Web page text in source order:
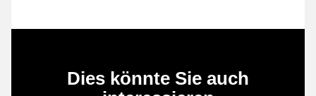
Dies könnte Sie auch